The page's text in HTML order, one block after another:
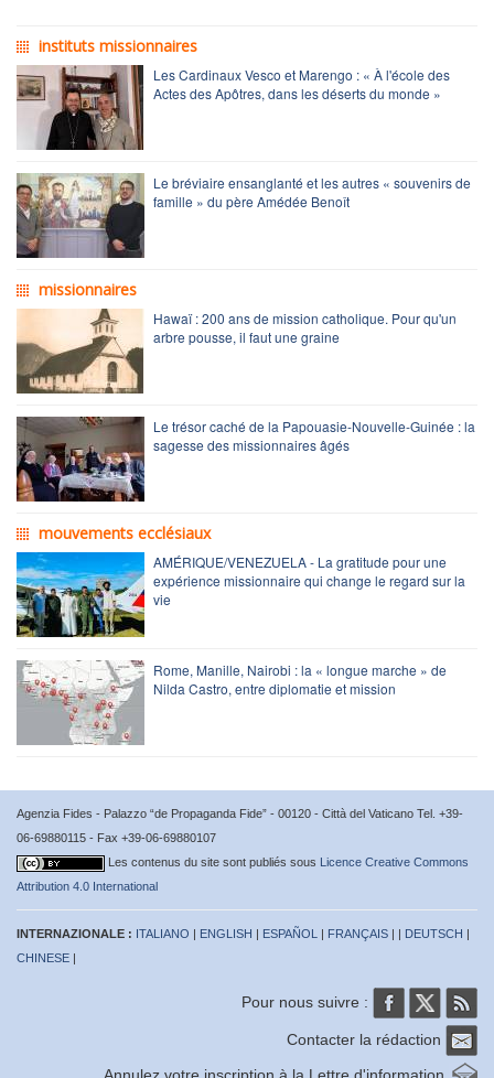
instituts missionnaires
Les Cardinaux Vesco et Marengo : « À l'école des
Actes des Apôtres, dans les déserts du monde »
Le bréviaire ensanglanté et les autres « souvenirs de
famille » du père Amédée Benoît
missionnaires
Hawaï : 200 ans de mission catholique. Pour qu'un
arbre pousse, il faut une graine
Le trésor caché de la Papouasie-Nouvelle-Guinée : la
sagesse des missionnaires âgés
mouvements ecclésiaux
AMÉRIQUE/VENEZUELA - La gratitude pour une
expérience missionnaire qui change le regard sur la
vie
Rome, Manille, Nairobi : la « longue marche » de
Nilda Castro, entre diplomatie et mission
Agenzia Fides - Palazzo “de Propaganda Fide” - 00120 - Città del Vaticano Tel. +39-
06-69880115 - Fax +39-06-69880107
Les contenus du site sont publiés sous Licence Creative Commons
Attribution 4.0 International
INTERNAZIONALE : ITALIANO | ENGLISH | ESPAÑOL | FRANÇAIS | | DEUTSCH |
CHINESE |
Pour nous suivre :
Contacter la rédaction